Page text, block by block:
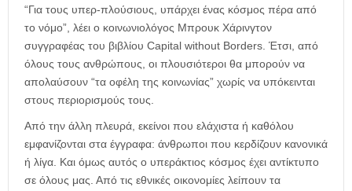
“Για τους υπερ-πλούσιους, υπάρχει ένας κόσμος πέρα από
το νόμο”, λέει ο κοινωνιολόγος Μπρουκ Χάρινγτον
συγγραφέας του βιβλίου Capital without Borders. Έτσι, από
όλους τους ανθρώπους, οι πλουσιότεροι θα μπορούν να
απολαύσουν “τα οφέλη της κοινωνίας” χωρίς να υπόκεινται
στους περιορισμούς τους.
Από την άλλη πλευρά, εκείνοι που ελάχιστα ή καθόλου
εμφανίζονται στα έγγραφα: άνθρωποι που κερδίζουν κανονικά
ή λίγα. Και όμως αυτός ο υπεράκτιος κόσμος έχει αντίκτυπο
σε όλους μας. Από τις εθνικές οικονομίες λείπουν τα